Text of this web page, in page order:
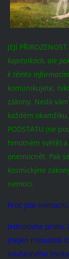
JEJÍ PŘIROZENOST.
kapitolkách, ale
k těmto
komunikujete,
zákony. Nedá
každém
PODSTATU (ne
hmotném světě)
onemocnět. Pak
kosmickými
nemoci.
Proč jste
Jednoduše proto,
(nejen minulosti
současného